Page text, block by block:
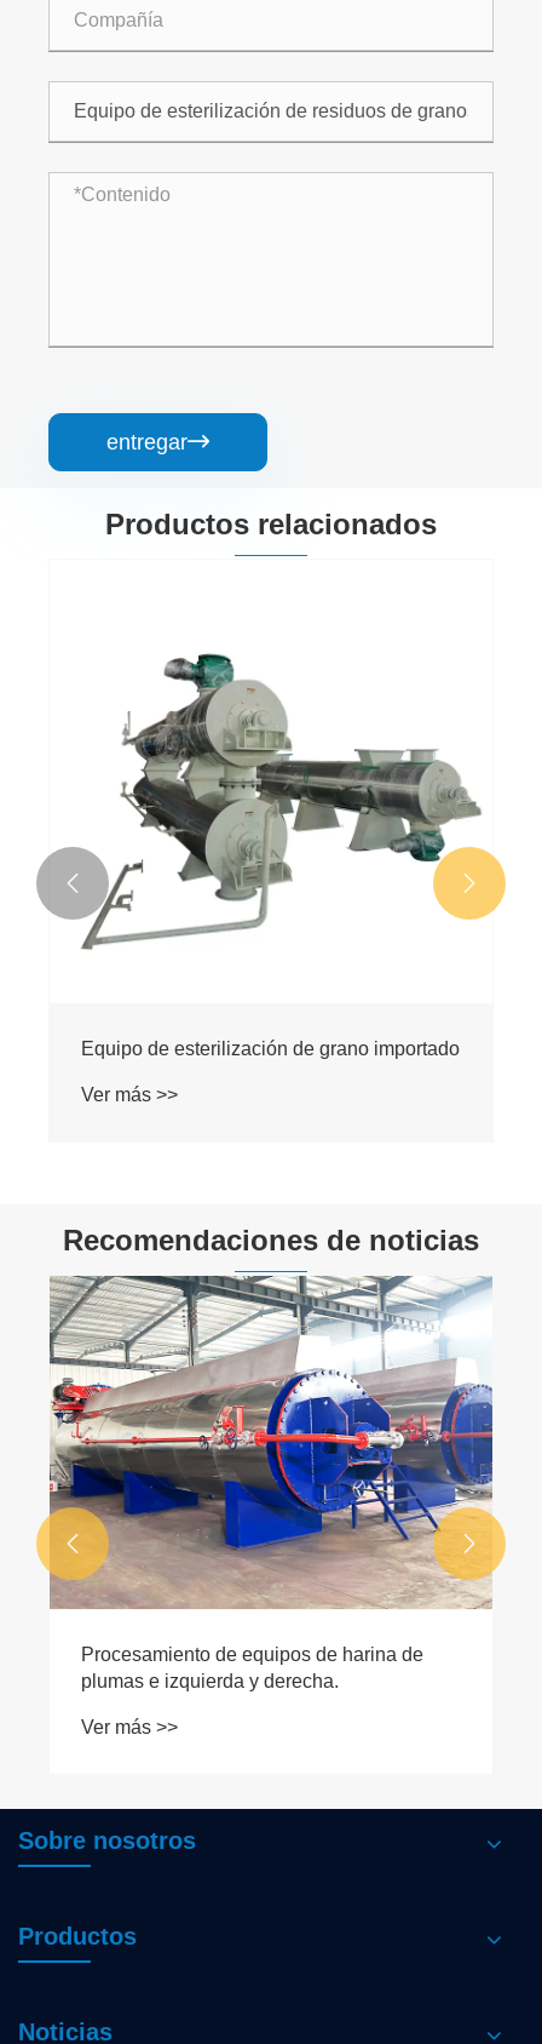
entregar
Productos relacionados
Equipo de esterilización de grano importado
Ver más >>
 
Recomendaciones de noticias
Procesamiento de equipos de harina de
plumas e izquierda y derecha.
Ver más >>
 
Sobre nosotros
Productos
Noticias